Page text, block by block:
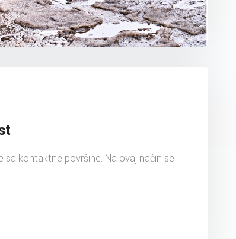
sa kontaktne površine. Na ovaj način se